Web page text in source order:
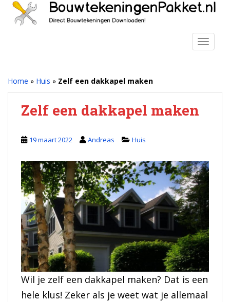
Home » Huis » Zelf een dakkapel maken
Zelf een dakkapel maken
19 maart 2022 Andreas Huis
Wil je zelf een dakkapel maken? Dat is een
hele klus! Zeker als je weet wat je allemaal